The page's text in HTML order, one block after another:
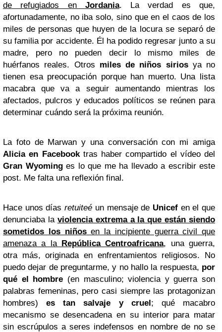
de refugiados en Jordania. La verdad es que,
afortunadamente, no iba solo, sino que en el caos de los
miles de personas que huyen de la locura se separó de
su familia por accidente. Él ha podido regresar junto a su
madre, pero no pueden decir lo mismo miles de
huérfanos reales. Otros miles de niños siriosya no
tienen esa preocupación porque han muerto. Una lista
macabra que va a seguir aumentando mientras los
afectados, pulcros y educados políticos se reúnen para
determinar cuándo será la próxima reunión.
La foto de Marwan y una conversación con mi amiga
Alicia en Facebooktras haber compartido el vídeo del
Gran Wyominges lo que me ha llevado a escribir este
post. Me falta una reflexión final.
Hace unos díasretuiteé un mensaje de Unicefen el que
denunciaba la violencia extrema a la que están siendo
sometidos los niñosen la incipiente guerra civil que
amenaza a la República Centroafricana, una guerra,
otra más, originada en enfrentamientos religiosos. No
puedo dejar de preguntarme, y no hallo la respuesta, por
qué el hombre (en masculino; violencia y guerra son
palabras femeninas, pero casi siempre las protagonizan
hombres)es tan salvaje y cruel; qué macabro
mecanismo se desencadena en su interior para matar
sin escrúpulos a seres indefensos en nombre de no se